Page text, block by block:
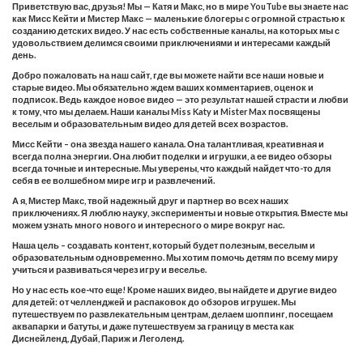
Приветствую вас, друзья! Мы — Катя и Макс, но в мире YouTube вы знаете нас
как Мисс Кейти и Мистер Макс — маленькие блогеры с огромной страстью к
созданию детских видео. У нас есть собственные каналы, на которых мы с
удовольствием делимся своими приключениями и интересами каждый
день.
Добро пожаловать на наш сайт, где вы можете найти все наши новые и
старые видео. Мы обязательно ждем ваших комментариев, оценок и
подписок. Ведь каждое новое видео — это результат нашей страсти и любви
к тому, что мы делаем. Наши каналы Miss Katy и Mister Max посвящены
веселым и образовательным видео для детей всех возрастов.
Мисс Кейти – она звезда нашего канала. Она талантливая, креативная и
всегда полна энергии. Она любит поделки и игрушки, а ее видео обзоры
всегда точные и интересные. Мы уверены, что каждый найдет что-то для
себя в ее волшебном мире игр и развлечений.
А я, Мистер Макс, твой надежный друг и партнер во всех наших
приключениях. Я люблю науку, эксперименты и новые открытия. Вместе мы
можем узнать много нового и интересного о мире вокруг нас.
Наша цель – создавать контент, который будет полезным, веселым и
образовательным одновременно. Мы хотим помочь детям по всему миру
учиться и развиваться через игру и веселье.
Но у нас есть кое-что еще! Кроме наших видео, вы найдете и другие видео
для детей: от челленджей и распаковок до обзоров игрушек. Мы
путешествуем по развлекательным центрам, делаем шоппинг, посещаем
аквапарки и батуты, и даже путешествуем за границу в места как
Диснейленд, Дубай, Париж и Леголенд.